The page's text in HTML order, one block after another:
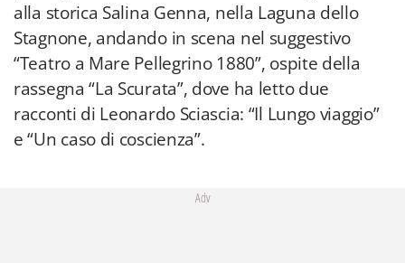
alla storica Salina Genna, nella Laguna dello
Stagnone, andando in scena nel suggestivo
“Teatro a Mare Pellegrino 1880”, ospite della
rassegna “La Scurata”, dove ha letto due
racconti di Leonardo Sciascia: “Il Lungo viaggio”
e “Un caso di coscienza”.
Adv